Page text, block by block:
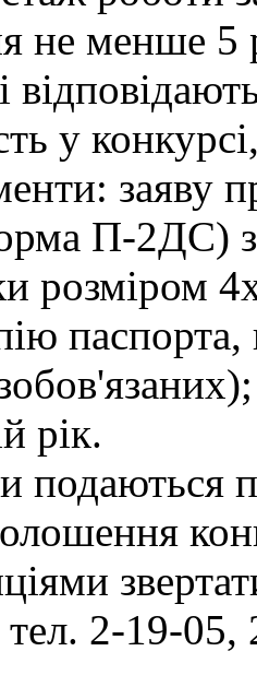
не менше 5
у
заяву
П-2ДС) з
розміром
рік.
подаються
тел. 2-19-05,